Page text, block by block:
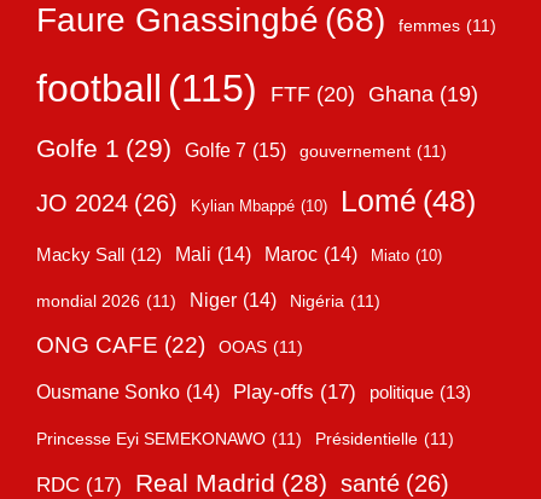
Faure Gnassingbé (68) femmes (11)
football (115) FTF (20) Ghana (19)
Golfe 1 (29) Golfe 7 (15) gouvernement (11)
JO 2024 (26) Kylian Mbappé (10) Lomé (48)
Macky Sall (12) Mali (14) Maroc (14) Miato (10)
mondial 2026 (11) Niger (14) Nigéria (11)
ONG CAFE (22) OOAS (11)
Ousmane Sonko (14) Play-offs (17) politique (13)
Princesse Eyi SEMEKONAWO (11) Présidentielle (11)
RDC (17) Real Madrid (28) santé (26)